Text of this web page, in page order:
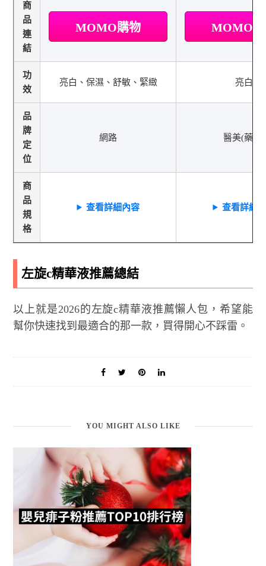
商
品
連
結
MOMO購物 MOMO
功
效
亮白、保濕、舒敏、緊緻 亮白
品
牌
定
位
網路 醫美(藥局)
商
品
規
格
查看詳細內容 查看詳細
左旋c精華液推薦總結
以上就是2026的左旋c精華液推薦懶人包，希望能
幫你快速找到最適合的那一款，買得開心不踩雷。
YOU MIGHT ALSO LIKE